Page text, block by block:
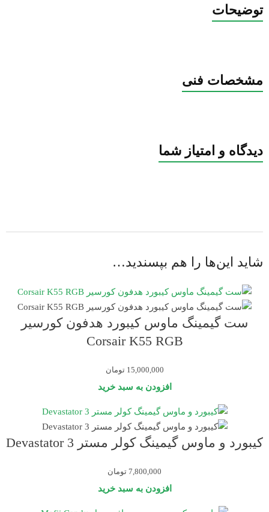
توضیحات
مشخصات فنی
دیدگاه و امتیاز شما
شاید این‌ها را هم بپسندید…
ست گیمینگ ماوس کیبورد هدفون کورسیر
Corsair K55 RGB
15,000,000 تومان
افزودن به سبد خرید
کیبورد و ماوس گیمینگ کولر مستر Devastator 3
7,800,000 تومان
افزودن به سبد خرید